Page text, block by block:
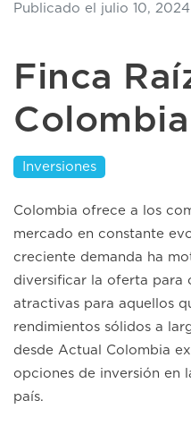
Publicado el julio 10, 2024
Finca
Colombia
Inversiones
Colombia ofrece a los
mercado en constante
creciente demanda ha
diversificar la oferta para
atractivas para aquellos
rendimientos sólidos a
desde Actual Colombia
opciones de inversión en
país.